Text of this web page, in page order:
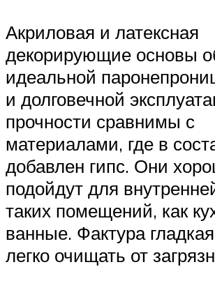
Акриловая и латексная
декорирующие основы
идеальной
и долговечной
прочности сравнимы с
материалами, где в
добавлен гипс. Они
подойдут для
таких помещений, как
ванные. Фактура
легко очищать от